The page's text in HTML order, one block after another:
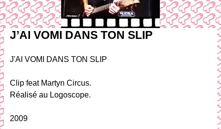
J’AI VOMI DANS TON SLIP
J'AI VOMI DANS TON SLIP
Clip feat Martyn Circus.
Réalisé au Logoscope.
2009